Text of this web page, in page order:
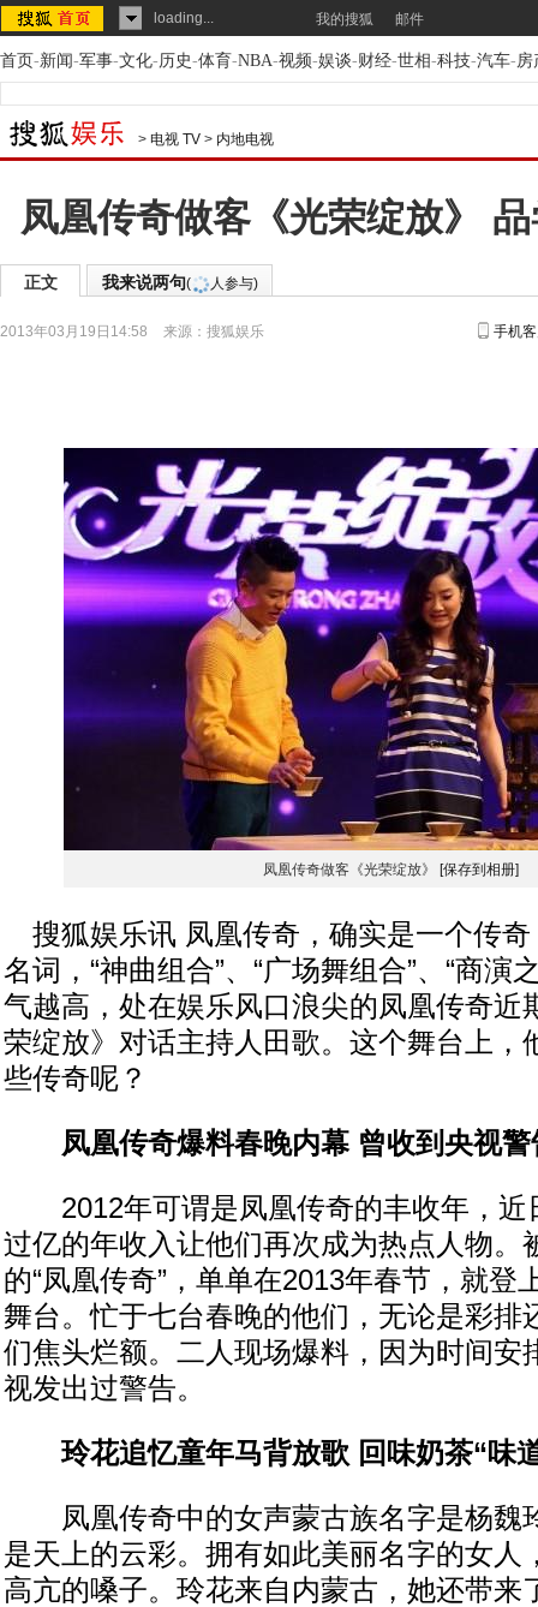
loading... 我的搜狐 邮件
首页-新闻-军事-文化-历史-体育-NBA-视频-娱谈-财经-世相-科技-汽车-房
> 电视 TV > 内地电视
凤凰传奇做客《光荣绽放》
正文 我来说两句( 人参与)
2013年03月19日14:58 来源： 搜狐娱乐 手机
凤凰传奇做客《光荣绽放》 [保存到相册]
搜狐娱乐讯 凤凰传奇，确实是一个传奇
名词，“神曲组合”、“广场舞组合”、“商演
气越高，处在娱乐风口浪尖的凤凰传奇近
荣绽放》对话主持人田歌。这个舞台上，
些传奇呢？
凤凰传奇爆料春晚内幕 曾收到央视警
2012年可谓是凤凰传奇的丰收年，近
过亿的年收入让他们再次成为热点人物。
的“凤凰传奇”，单单在2013年春节，就登
舞台。忙于七台春晚的他们，无论是彩排
们焦头烂额。二人现场爆料，因为时间安
视发出过警告。
玲花追忆童年马背放歌 回味奶茶“味
凤凰传奇中的女声蒙古族名字是杨魏
是天上的云彩。拥有如此美丽名字的女人
高亢的嗓子。玲花来自内蒙古，她还带来